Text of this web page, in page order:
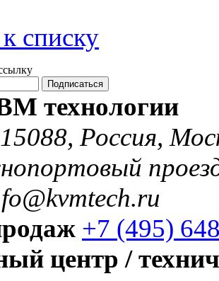
списку
Подписаться
технологии
Россия,
+7 (495)
центр /